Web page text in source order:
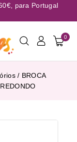
para Portugal
0
/ BROCA